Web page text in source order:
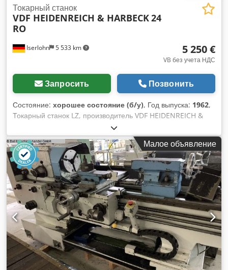
Iserlohn 5 533 km
Токарный станок
VDF HEIDENREICH & HARBECK24
RO
5 250 €
VB без учета НДС
Запросить Позвонить
Состояние: хорошее состояние (б/у), Год выпуска: 1962,
Токарный станок LZ, производитель VDF HEIDENREICH &
HARBECK, модель: 24 RO, год выпуска 1962, капитальный
ремонт 1992 г. Оснащён 3-осевым цифровым индикатором
Heidenhain, патроном Ø250 мм Forkardt, держателем
инструмента Multifix B. Высота центров: 255 мм Диаметр
обработки над станиной: 510 мм Chedpfxexziuwo Ahusa
Диаметр обработки над суппортом: 270 мм Расстояние
между центрами: 1000 мм Диаметр отверстия шпинделя:
55 мм Частота вращения шпинделя: 20 – 900 об/мин,
мощность двигателя 6,5 кВт Станок в хорошем состоянии,
электрические схемы в наличии. Требуемые размеры:
Длина 3 м, глубина 1,2 м, высота 1,3 м, вес около 1800 кг.
Малое объявление